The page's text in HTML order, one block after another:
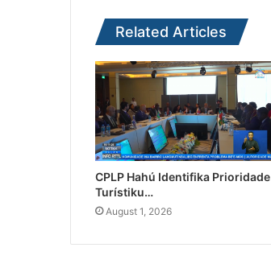
Related Articles
CPLP Hahú Identifika Prioridade
Turístiku…
August 1, 2026